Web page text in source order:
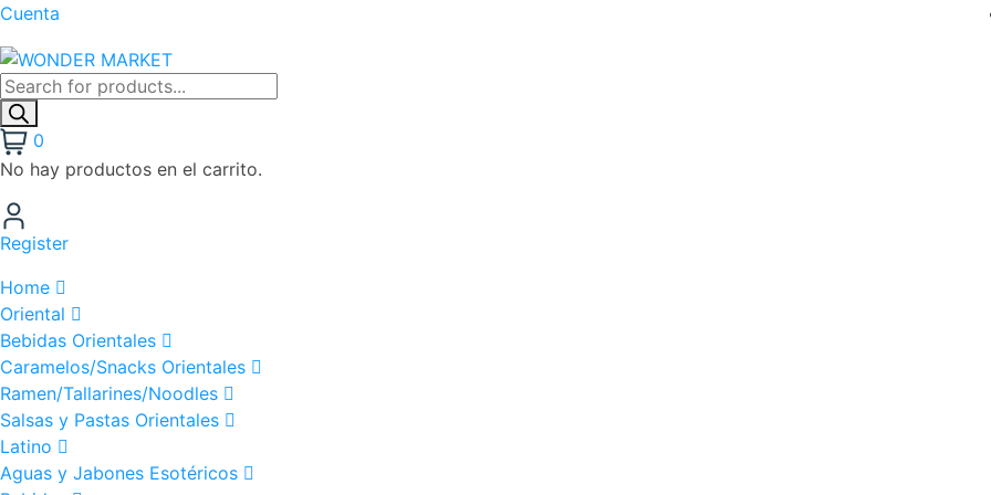
Cuenta
0
No hay productos en el carrito.
Register
Home
Oriental
Bebidas Orientales
Caramelos/Snacks Orientales
Ramen/Tallarines/Noodles
Salsas y Pastas Orientales
Latino
Aguas y Jabones Esotéricos